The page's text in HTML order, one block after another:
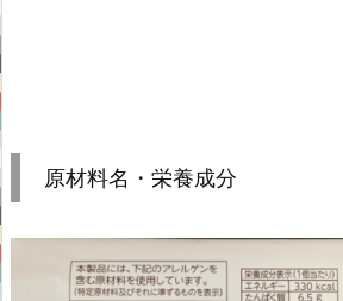
原材料名・栄養成分